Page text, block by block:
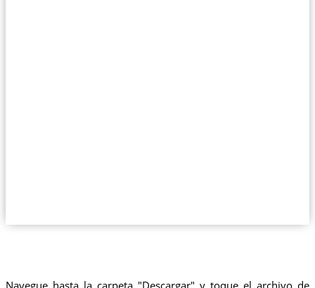
Navegue hasta la carpeta "Descargar" y toque el archivo de